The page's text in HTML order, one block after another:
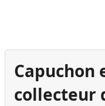
Capuchon
collecteur